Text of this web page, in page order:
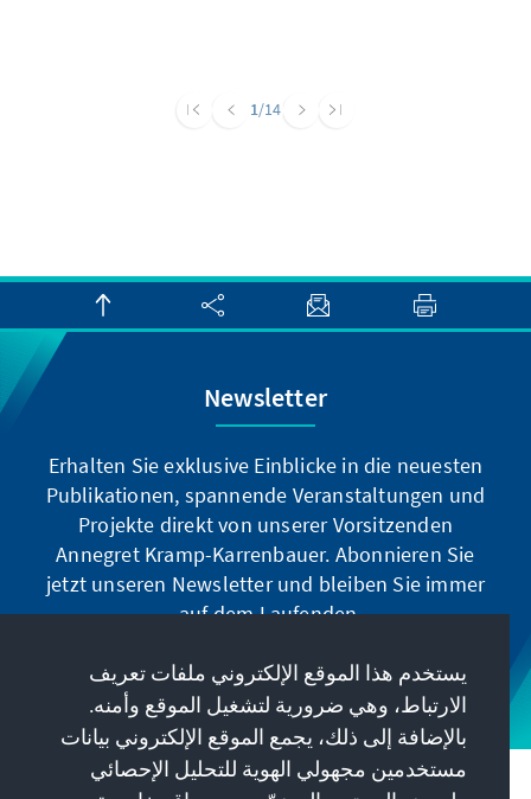
1/14
Newsletter
Erhalten Sie exklusive Einblicke in die neuesten
Publikationen, spannende Veranstaltungen und
Projekte direkt von unserer Vorsitzenden
Annegret Kramp-Karrenbauer. Abonnieren Sie
jetzt unseren Newsletter und bleiben Sie immer
auf dem Laufenden.
Jetzt abonnieren
يستخدم هذا الموقع الإلكتروني ملفات تعريف
الارتباط، وهي ضرورية لتشغيل الموقع وأمنه.
بالإضافة إلى ذلك، يجمع الموقع الإلكتروني بيانات
مستخدمين مجهولي الهوية للتحليل الإحصائي